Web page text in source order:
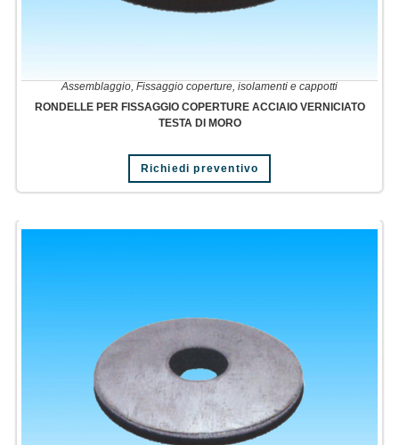
Assemblaggio Fissaggio coperture, isolamenti e cappotti
RONDELLE PER FISSAGGIO COPERTURE ACCIAIO VERNICIATO
TESTA DI MORO
Richiedi preventivo